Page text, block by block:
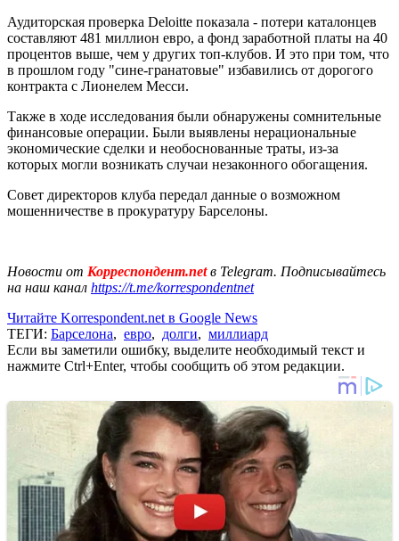
Аудиторская проверка Deloitte показала - потери каталонцев
составляют 481 миллион евро, а фонд заработной платы на 40
процентов выше, чем у других топ-клубов. И это при том, что
в прошлом году "сине-гранатовые" избавились от дорогого
контракта с Лионелем Месси.
Также в ходе исследования были обнаружены сомнительные
финансовые операции. Были выявлены нерациональные
экономические сделки и необоснованные траты, из-за
которых могли возникать случаи незаконного обогащения.
Совет директоров клуба передал данные о возможном
мошенничестве в прокуратуру Барселоны.
Новости от Корреспондент.netв Telegram. Подписывайтесь
на наш канал https://t.me/korrespondentnet
Читайте Korrespondent.net в Google News
ТЕГИ: Барселона, евро, долги, миллиард
Если вы заметили ошибку, выделите необходимый текст и
нажмите Ctrl+Enter, чтобы сообщить об этом редакции.